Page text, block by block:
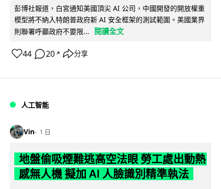
彭博社報道，白宮通知美國頂尖 AI 公司，中國開發的開放權重
模型將不納入特朗普政府新 AI 安全框架的測試範圍。美國業界
則聯署呼籲政府不要限...
閱讀全文
44 20 ↗ 分享
人工智能
Vin 1 日
地盤偷吸煙難逃高空法眼 勞工處出動熱
感無人機 擬加 AI 人臉識別精準執法